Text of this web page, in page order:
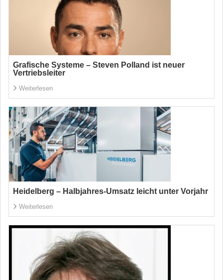
Grafische Systeme – Steven Polland ist neuer
Vertriebsleiter
Weiterlesen
Heidelberg – Halbjahres-Umsatz leicht unter Vorjahr
Weiterlesen